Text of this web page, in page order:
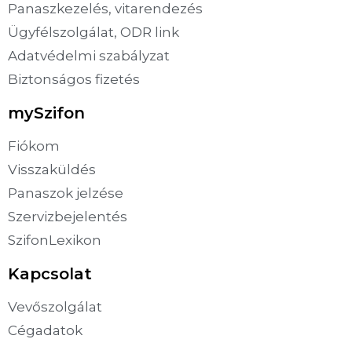
Panaszkezelés, vitarendezés
Ügyfélszolgálat, ODR link
Adatvédelmi szabályzat
Biztonságos fizetés
mySzifon
Fiókom
Visszaküldés
Panaszok jelzése
Szervizbejelentés
SzifonLexikon
Kapcsolat
Vevőszolgálat
Cégadatok